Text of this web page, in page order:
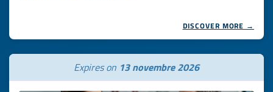
DISCOVER MORE →
Expires on 13 novembre 2026